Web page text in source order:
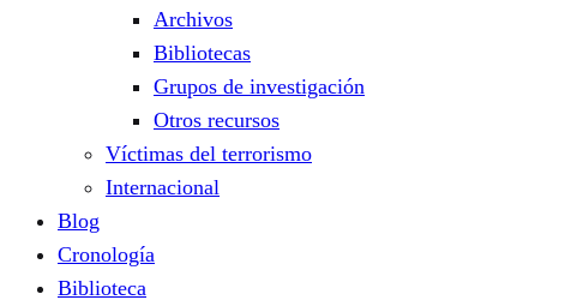
Archivos
Bibliotecas
Grupos de investigación
Otros recursos
Víctimas del terrorismo
Internacional
Blog
Cronología
Biblioteca